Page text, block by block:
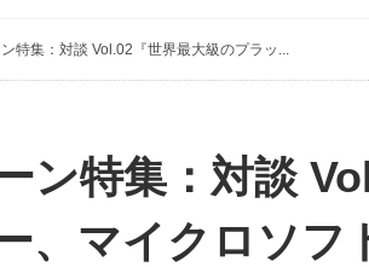
特集：対談 Vol.02『世界最大級のプラッ...
ン特集：対談
、マイクロソフ